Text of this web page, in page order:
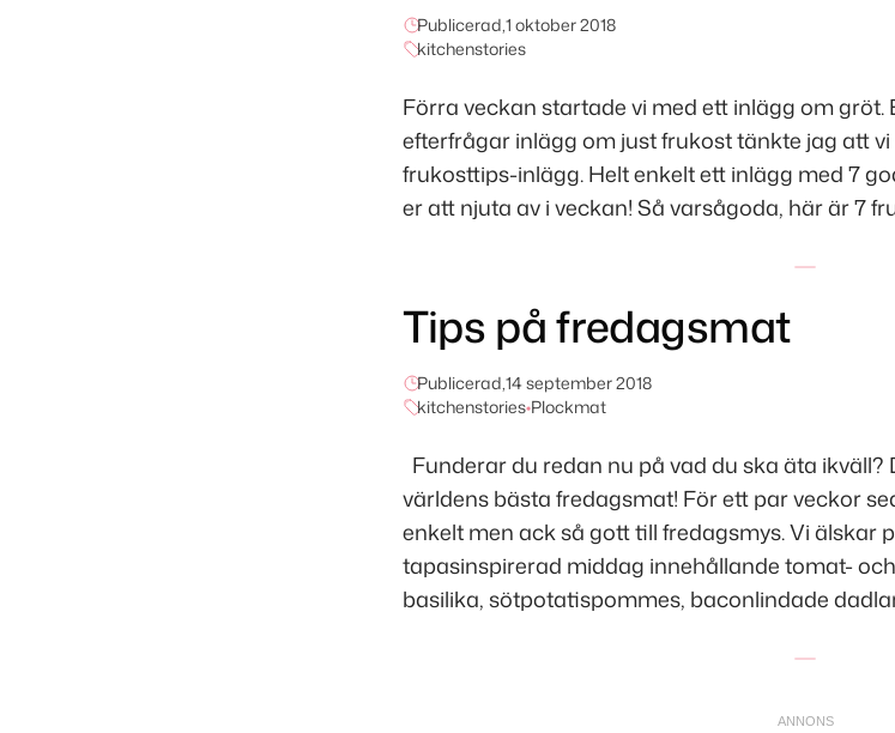
Publicerad,1 oktober 2018
kitchenstories
Förra veckan startade vi med ett inlägg om
efterfrågar inlägg om just frukost tänkte jag att
frukosttips-inlägg. Helt enkelt ett inlägg med 7
er att njuta av i veckan! Så varsågoda, här är 7
Tips på fredagsmat
Publicerad,14 september 2018
kitchenstories•Plockmat
Funderar du redan nu på vad du ska äta
världens bästa fredagsmat! För ett par veckor
enkelt men ack så gott till fredagsmys. Vi älskar
tapasinspirerad middag innehållande tomat-
basilika, sötpotatispommes, baconlindade